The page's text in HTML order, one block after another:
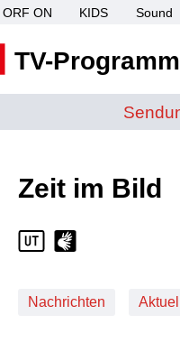
ORF ON KIDS Sound
TV-Programm
Zeit im Bild
Nachrichten